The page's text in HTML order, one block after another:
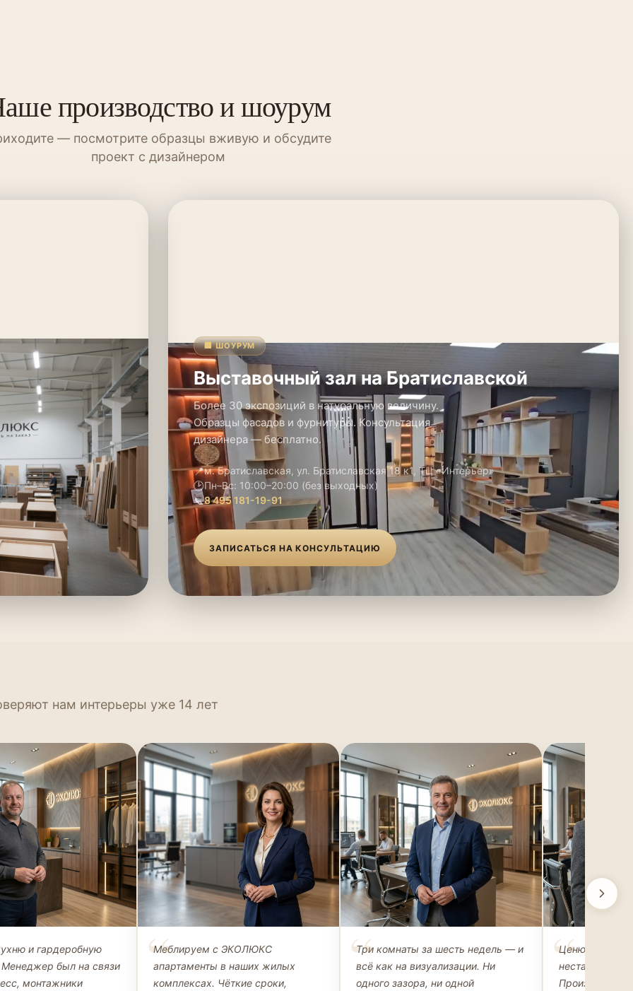
производство и шоурум
— посмотрите образцы вживую и обсудите
проект с дизайнером
🏢 ШОУРУМ
Выставочный зал на Братиславской
Более 30 экспозиций в натуральную величину.
Образцы фасадов и фурнитуры. Консультация
дизайнера — бесплатно.
📍м. Братиславская, ул. Братиславская 18 к1, ТЦ «Интерьер»
🕑Пн–Вс: 10:00–20:00 (без выходных)
📞8 495 181-19-91
ЗАПИСАТЬСЯ НА КОНСУЛЬТАЦИЮ
нам интерьеры уже 14 лет
КУХНЯ +
и гардеробную
был на связи
монтажники
Наталья Морозова
ДИРЕКТОР, ООО «СТРОЙИНВЕСТ»
Меблируем с ЭКОЛЮКС
апартаменты в наших жилых
комплексах. Чёткие сроки,
Михаил Захаров
ВЛАДЕЛЕЦ АПАРТАМЕНТОВ
Три комнаты за шесть недель — и
всё как на визуализации. Ни
одного зазора, ни одной
Ольга
АРХИТЕКТОР-
Ценю
Производство